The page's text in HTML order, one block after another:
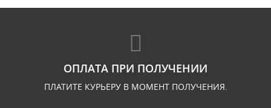
ОПЛАТА ПРИ ПОЛУЧЕНИИ
ПЛАТИТЕ КУРЬЕРУ В МОМЕНТ ПОЛУЧЕНИЯ.